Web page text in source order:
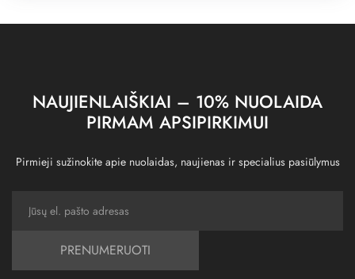
NAUJIENLAIŠKIAI – 10% NUOLAIDA
PIRMAM APSIPIRKIMUI
Pirmieji sužinokite apie nuolaidas, naujienas ir specialius pasiūlymus
PRENUMERUOTI